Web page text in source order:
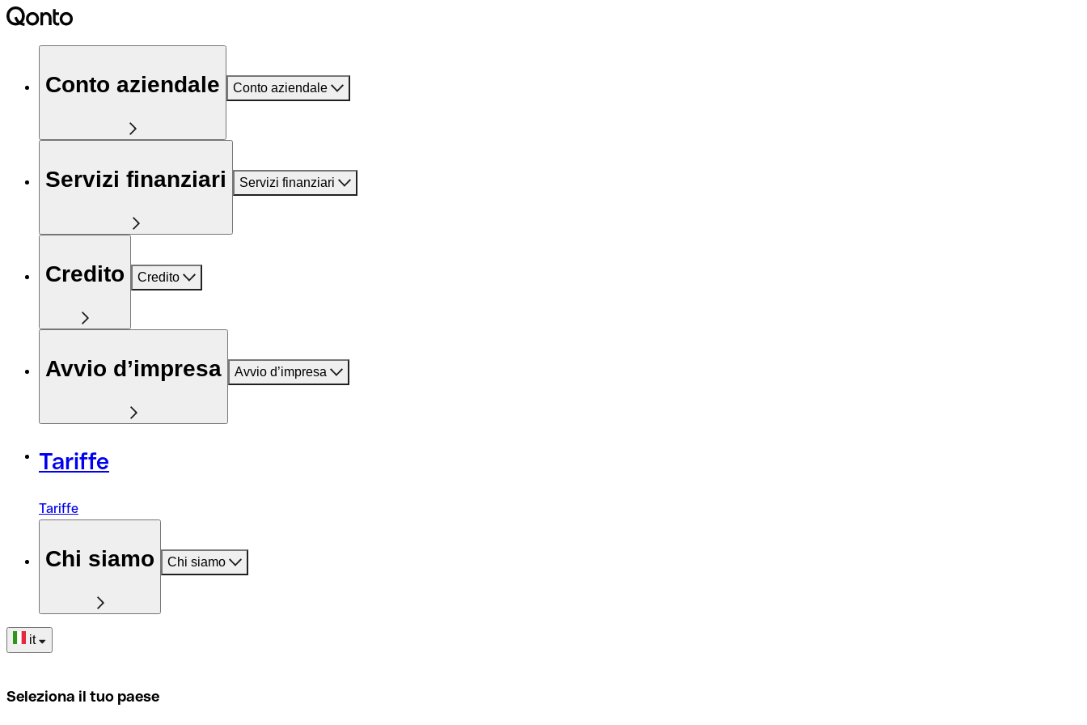
Conto aziendale Conto aziendale
Servizi finanziari Servizi finanziari
Credito Credito
Avvio d’impresa Avvio d’impresa
Tariffe
Tariffe
Chi siamo Chi siamo
it
Seleziona il tuo paese